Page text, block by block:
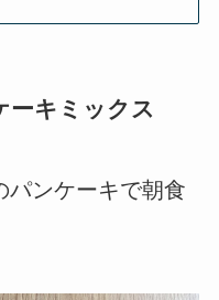
ーキミックス
パンケーキで朝食